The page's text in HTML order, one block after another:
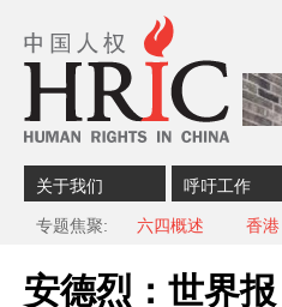
关于我们 呼吁工作
专题焦聚 六四概述 香港
安德烈：世界